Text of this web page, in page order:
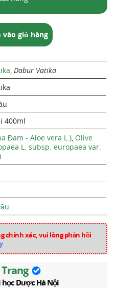
vào giỏ hàng
, Dabur Vatika
400ml
Đam - Aloe vera L.), Olive
L. subsp. europaea var.
chính xác, vui lòng phản hồi
học Dược Hà Nội